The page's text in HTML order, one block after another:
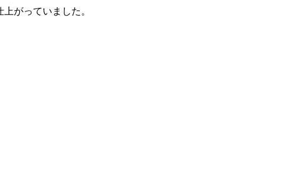
がっていました。